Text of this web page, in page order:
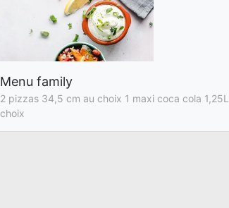
Menu family
2 pizzas 34,5 cm au choix 1 maxi coca cola
choix